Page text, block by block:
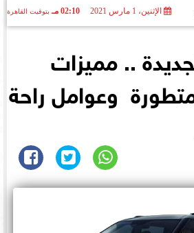
الإثنين، 1 مارس 2021 02:10 مـ بتوقيت القاهرة
.. مميزات
وعوامل راحة